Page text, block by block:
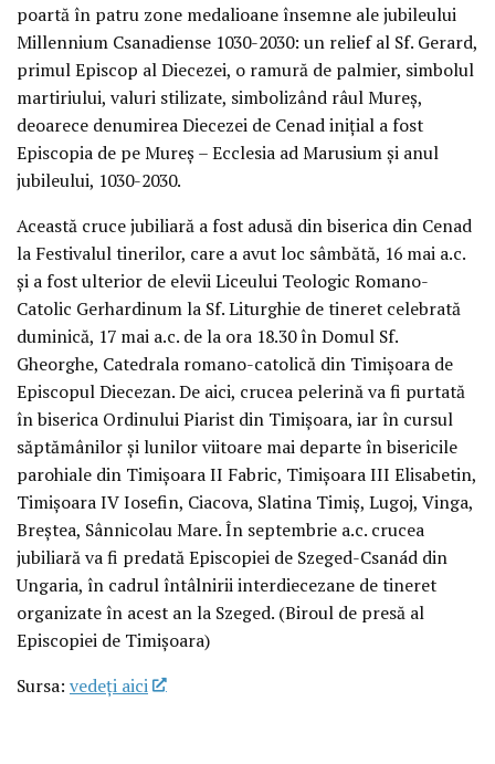
poartă în patru zone medalioane însemne ale jubileului
Millennium Csanadiense 1030-2030: un relief al Sf. Gerard,
primul Episcop al Diecezei, o ramură de palmier, simbolul
martiriului, valuri stilizate, simbolizând râul Mureș,
deoarece denumirea Diecezei de Cenad inițial a fost
Episcopia de pe Mureș – Ecclesia ad Marusium și anul
jubileului, 1030-2030.
Această cruce jubiliară a fost adusă din biserica din Cenad
la Festivalul tinerilor, care a avut loc sâmbătă, 16 mai a.c.
și a fost ulterior de elevii Liceului Teologic Romano-
Catolic Gerhardinum la Sf. Liturghie de tineret celebrată
duminică, 17 mai a.c. de la ora 18.30 în Domul Sf.
Gheorghe, Catedrala romano-catolică din Timișoara de
Episcopul Diecezan. De aici, crucea pelerină va fi purtată
în biserica Ordinului Piarist din Timișoara, iar în cursul
săptămânilor și lunilor viitoare mai departe în bisericile
parohiale din Timișoara II Fabric, Timișoara III Elisabetin,
Timișoara IV Iosefin, Ciacova, Slatina Timiș, Lugoj, Vinga,
Breștea, Sânnicolau Mare. În septembrie a.c. crucea
jubiliară va fi predată Episcopiei de Szeged-Csanád din
Ungaria, în cadrul întâlnirii interdiecezane de tineret
organizate în acest an la Szeged. (Biroul de presă al
Episcopiei de Timișoara)
Sursa: vedeţi aici